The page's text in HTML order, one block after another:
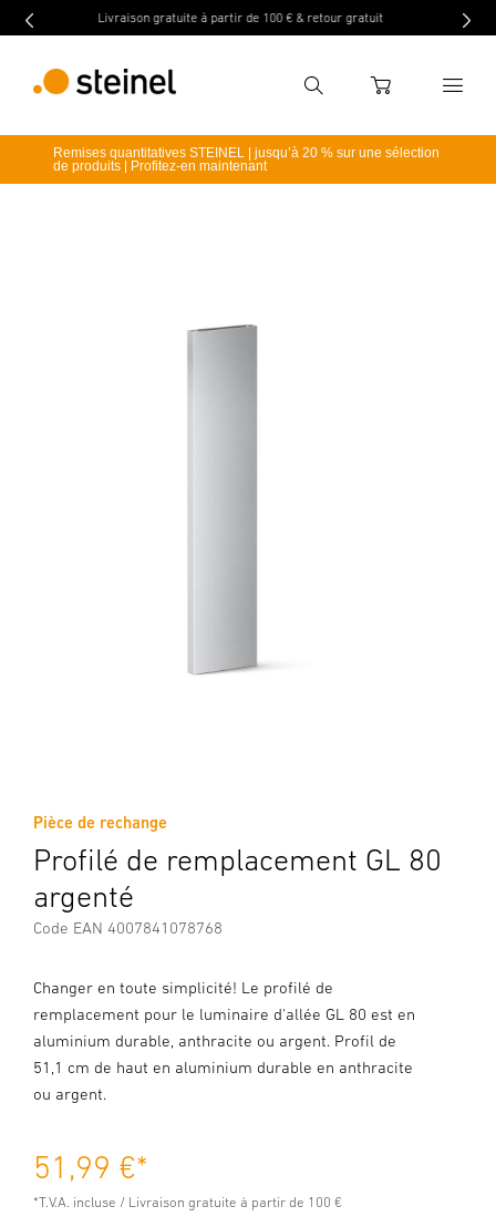
€ & retour gratuit Acheter maintenant, payer plus tard avec
Recherche
Entrer critère de recherche
WARENKORB
Remises quantitatives STEINEL | jusqu’à 20 % sur une sélection
de produits | Profitez-en maintenant
Pièce de rechange
Profilé de remplacement GL 80
argenté
Code EAN 4007841078768
Changer en toute simplicité! Le profilé de
remplacement pour le luminaire d'allée GL 80 est en
aluminium durable, anthracite ou argent. Profil de
51,1 cm de haut en aluminium durable en anthracite
ou argent.
51,99 €*
*T.V.A. incluse / Livraison gratuite à partir de 100 €
retour Caractéristiques techniques